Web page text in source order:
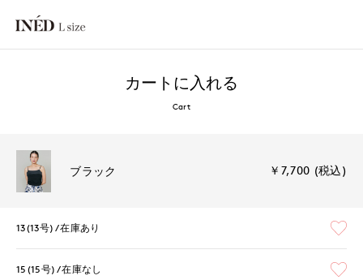
カートに入れる
Cart
ブラック ￥7,700 (税込)
13(13号) 在庫あり
15(15号) 在庫なし